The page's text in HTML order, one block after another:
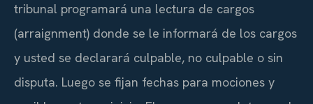
tribunal programará una lectura de cargos
(arraignment) donde se le informará de los cargos
y usted se declarará culpable, no culpable o sin
disputa. Luego se fijan fechas para mociones y